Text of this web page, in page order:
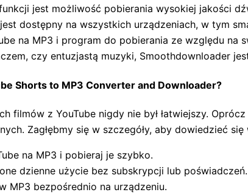
jest możliwość pobierania wysokiej jakości
dostępny na wszystkich urządzeniach, w tym
na MP3 i program do pobierania ze względu
czy entuzjastą muzyki, Smoothdownloader
Shorts to MP3 Converter and Downloader?
filmów z YouTube nigdy nie był łatwiejszy.
Zagłębmy się w szczegóły, aby dowiedzieć się
na MP3 i pobieraj je szybko.
dzienne użycie bez subskrypcji lub poświadczeń.
MP3 bezpośrednio na urządzeniu.